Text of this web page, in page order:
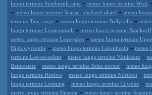
lungo termine Sumburgh cape - meteo lungo termine Wick -
- meteo lungo termine Scatsa - shetland island - meteo
termine Tain range - meteo lungo termine Ballykelly -
lungo termine Lossiemouth - meteo lungo termine Bracknell
meteo lungo termine Leavesden - meteo lungo termine
High wycombe - meteo lungo termine Lakenheath - meteo
termine Lee-on-solent - meteo lungo termine Wattisham -
Bentwaters - meteo lungo termine Brize norton - meteo
lungo termine Henlow - meteo lungo termine Northolt -
lungo termine Leeming - meteo lungo termine Cowden -
meteo lungo termine Newton - meteo lungo termine